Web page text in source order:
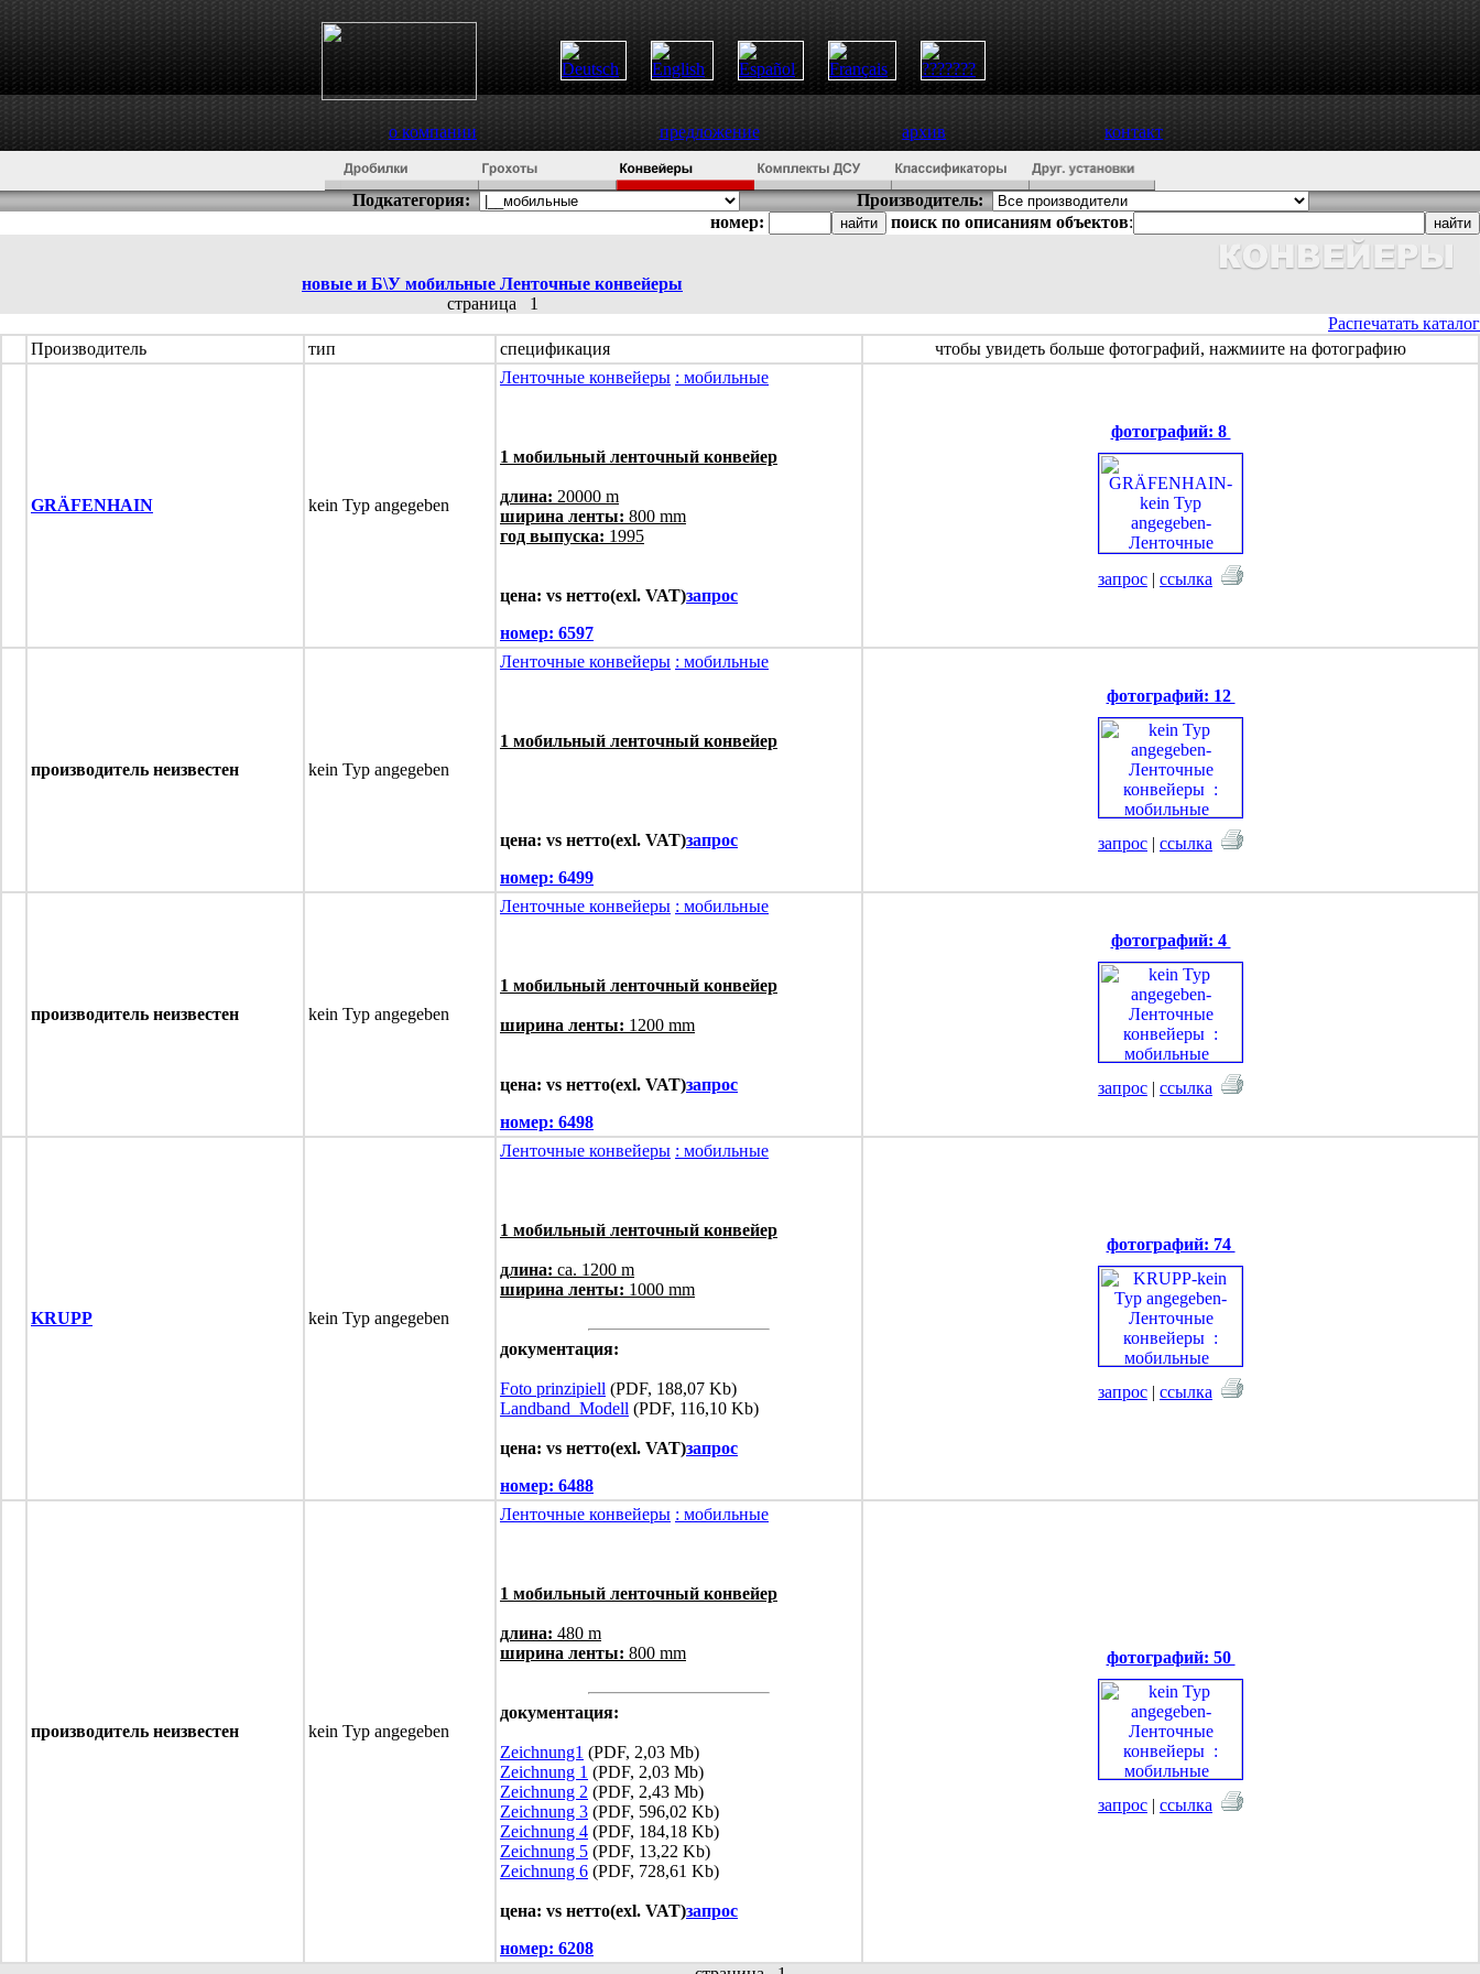
о компании предложение архив контакт
Подкатегория:
Производитель:
номер:
поиск по описаниям объектов:
новые и Б\У мобильные Ленточные конвейеры
страница 1
Распечатать каталог
Производитель
тип спецификация чтобы увидеть больше фотографий, нажмиите на фотографию
GRÄFENHAIN kein Typ angegeben
Ленточные конвейеры : мобильные
1 мобильный ленточный конвейер
длина: 20000 m
ширина ленты: 800 mm
год выпуска: 1995
цена: vs нетто(exl. VAT)запрос
номер: 6597
фотографий: 8
запрос | ссылка
производитель неизвестен kein Typ angegeben
Ленточные конвейеры : мобильные
1 мобильный ленточный конвейер
цена: vs нетто(exl. VAT)запрос
номер: 6499
фотографий: 12
запрос | ссылка
производитель неизвестен kein Typ angegeben
Ленточные конвейеры : мобильные
1 мобильный ленточный конвейер
ширина ленты: 1200 mm
цена: vs нетто(exl. VAT)запрос
номер: 6498
фотографий: 4
запрос | ссылка
KRUPP kein Typ angegeben
Ленточные конвейеры : мобильные
1 мобильный ленточный конвейер
длина: ca. 1200 m
ширина ленты: 1000 mm
документация:
Foto prinzipiell (PDF, 188,07 Kb)
Landband_Modell (PDF, 116,10 Kb)
цена: vs нетто(exl. VAT)запрос
номер: 6488
фотографий: 74
запрос | ссылка
производитель неизвестен kein Typ angegeben
Ленточные конвейеры : мобильные
1 мобильный ленточный конвейер
длина: 480 m
ширина ленты: 800 mm
документация:
Zeichnung1 (PDF, 2,03 Mb)
Zeichnung 1 (PDF, 2,03 Mb)
Zeichnung 2 (PDF, 2,43 Mb)
Zeichnung 3 (PDF, 596,02 Kb)
Zeichnung 4 (PDF, 184,18 Kb)
Zeichnung 5 (PDF, 13,22 Kb)
Zeichnung 6 (PDF, 728,61 Kb)
цена: vs нетто(exl. VAT)запрос
номер: 6208
фотографий: 50
запрос | ссылка